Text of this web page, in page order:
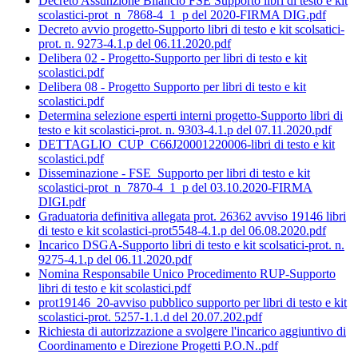
scolastici-prot_n_7868-4_1_p del 2020-FIRMA DIG.pdf
Decreto avvio progetto-Supporto libri di testo e kit scolsatici-
prot. n. 9273-4.1.p del 06.11.2020.pdf
Delibera 02 - Progetto-Supporto per libri di testo e kit
scolastici.pdf
Delibera 08 - Progetto Supporto per libri di testo e kit
scolastici.pdf
Determina selezione esperti interni progetto-Supporto libri di
testo e kit scolastici-prot. n. 9303-4.1.p del 07.11.2020.pdf
DETTAGLIO_CUP_C66J20001220006-libri di testo e kit
scolastici.pdf
Disseminazione - FSE_Supporto per libri di testo e kit
scolastici-prot_n_7870-4_1_p del 03.10.2020-FIRMA
DIGI.pdf
Graduatoria definitiva allegata prot. 26362 avviso 19146 libri
di testo e kit scolastici-prot5548-4.1.p del 06.08.2020.pdf
Incarico DSGA-Supporto libri di testo e kit scolsatici-prot. n.
9275-4.1.p del 06.11.2020.pdf
Nomina Responsabile Unico Procedimento RUP-Supporto
libri di testo e kit scolastici.pdf
prot19146_20-avviso pubblico supporto per libri di testo e kit
scolastici-prot. 5257-1.1.d del 20.07.202.pdf
Richiesta di autorizzazione a svolgere l'incarico aggiuntivo di
Coordinamento e Direzione Progetti P.O.N..pdf